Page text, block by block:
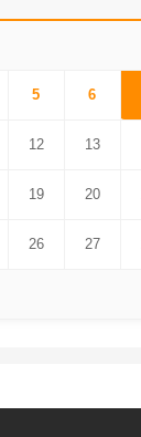
5 6
12 13
19 20
26 27